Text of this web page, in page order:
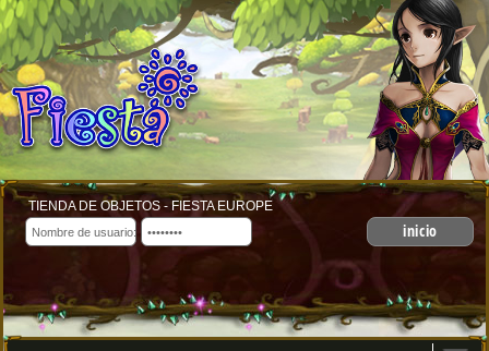
TIENDA DE OBJETOS - FIESTA EUROPE
inicio